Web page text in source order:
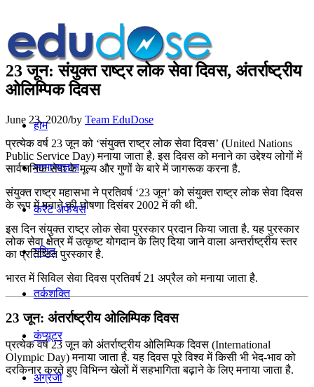
होम
सामान्यज्ञान
करेंट अफेयर्स
गणित
तर्कशक्ति
कंप्यूटर
अंग्रेजी
23 जून: संयुक्त राष्ट्र लोक सेवा दिवस, अंतर्राष्‍ट्रीय
ओलिम्पिक दिवस
June 23, 2020/by Team EduDose
प्रत्येक वर्ष 23 जून को ‘संयुक्त राष्ट्र लोक सेवा दिवस’ (United Nations
Public Service Day) मनाया जाता है. इस दिवस को मनाने का उद्देश्य लोगों में
सार्वजनिक सेवा के मूल्य और गुणों के बारे में जागरूक करना है.
संयुक्त राष्ट्र महासभा ने प्रतिवर्ष ‘23 जून’ को संयुक्त राष्ट्र लोक सेवा दिवस
के रूप में मनाने की घोषणा दिसंबर 2002 में की थी.
इस दिन संयुक्त राष्ट्र लोक सेवा पुरस्कार प्रदान किया जाता है. यह पुरस्कार
लोक सेवा क्षेत्र में उत्कृष्ट योगदान के लिए दिया जाने वाला अन्तर्राष्ट्रीय स्तर
का प्रतिष्ठित पुरस्कार है.
भारत में सिविल सेवा दिवस प्रतिवर्ष 21 अप्रैल को मनाया जाता है.
23 जून: अंतर्राष्‍ट्रीय ओलिम्पिक दिवस
प्रत्येक वर्ष 23 जून को अंतर्राष्‍ट्रीय ओलिम्पिक दिवस (International
Olympic Day) मनाया जाता है. यह दिवस पूरे विश्‍व में किसी भी भेद-भाव को
दरकिनार करते हुए विभिन्‍न खेलों में सहभागिता बढ़ाने के लिए मनाया जाता है.